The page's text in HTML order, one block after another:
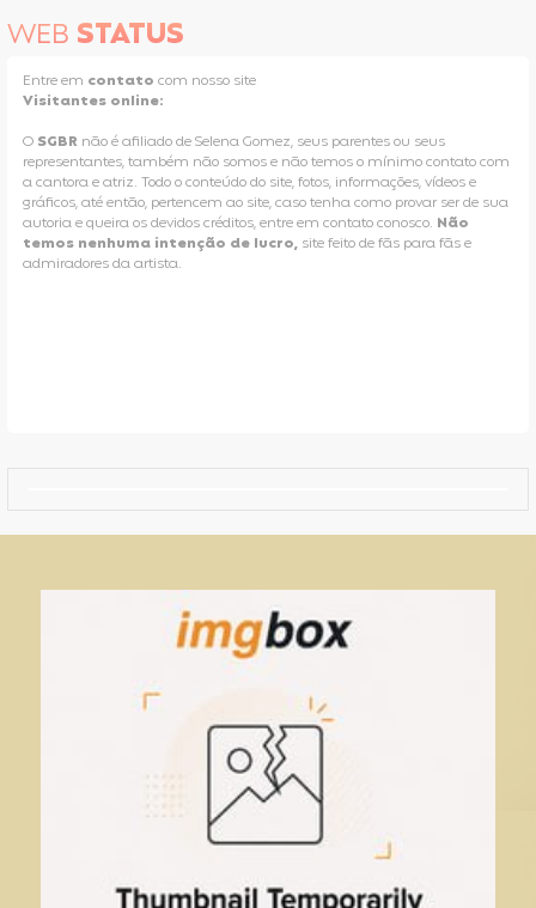
WEB STATUS
Entre em contato com nosso site
Visitantes online:
O SGBR não é afiliado de Selena Gomez, seus parentes ou seus
representantes, também não somos e não temos o mínimo contato com
a cantora e atriz. Todo o conteúdo do site, fotos, informações, vídeos e
gráficos, até então, pertencem ao site, caso tenha como provar ser de sua
autoria e queira os devidos créditos, entre em contato conosco. Não
temos nenhuma intenção de lucro, site feito de fãs para fãs e
admiradores da artista.